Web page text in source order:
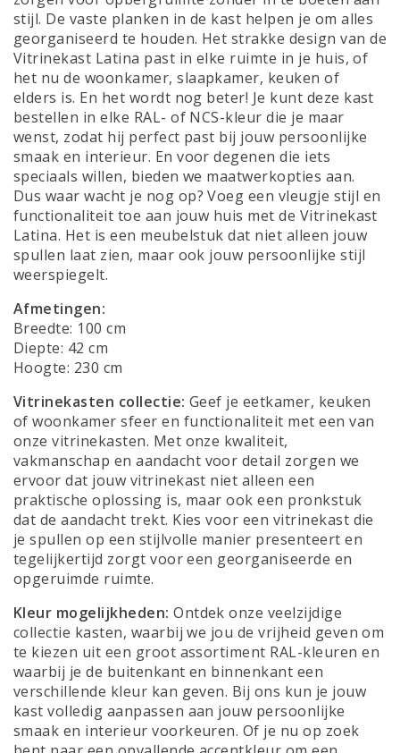
stijl. De vaste planken in de kast helpen je om alles
georganiseerd te houden. Het strakke design van de
Vitrinekast Latina past in elke ruimte in je huis, of
het nu de woonkamer, slaapkamer, keuken of
elders is. En het wordt nog beter! Je kunt deze kast
bestellen in elke RAL- of NCS-kleur die je maar
wenst, zodat hij perfect past bij jouw persoonlijke
smaak en interieur. En voor degenen die iets
speciaals willen, bieden we maatwerkopties aan.
Dus waar wacht je nog op? Voeg een vleugje stijl en
functionaliteit toe aan jouw huis met de Vitrinekast
Latina. Het is een meubelstuk dat niet alleen jouw
spullen laat zien, maar ook jouw persoonlijke stijl
weerspiegelt.
Afmetingen:
Breedte: 100 cm
Diepte: 42 cm
Hoogte: 230 cm
Vitrinekasten collectie: Geef je eetkamer, keuken
of woonkamer sfeer en functionaliteit met een van
onze vitrinekasten. Met onze kwaliteit,
vakmanschap en aandacht voor detail zorgen we
ervoor dat jouw vitrinekast niet alleen een
praktische oplossing is, maar ook een pronkstuk
dat de aandacht trekt. Kies voor een vitrinekast die
je spullen op een stijlvolle manier presenteert en
tegelijkertijd zorgt voor een georganiseerde en
opgeruimde ruimte.
Kleur mogelijkheden: Ontdek onze veelzijdige
collectie kasten, waarbij we jou de vrijheid geven om
te kiezen uit een groot assortiment RAL-kleuren en
waarbij je de buitenkant en binnenkant een
verschillende kleur kan geven. Bij ons kun je jouw
kast volledig aanpassen aan jouw persoonlijke
smaak en interieur voorkeuren. Of je nu op zoek